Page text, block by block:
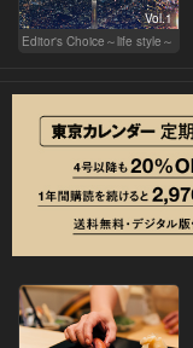
Vol.1
Editor's Choice～life style～